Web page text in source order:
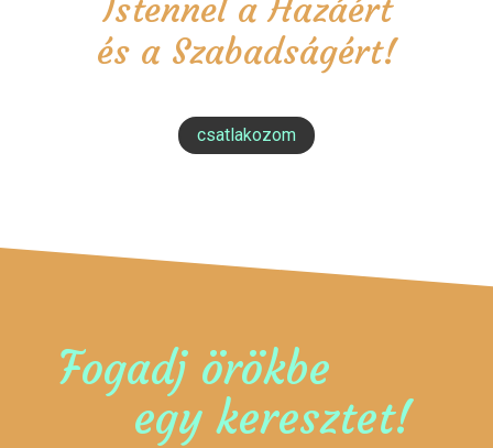
Istennel a Hazáért
és a Szabadságért!
csatlakozom
Fogadj örökbe
egy keresztet!